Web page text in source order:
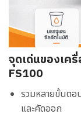
จุดเด่นของเค
FS100
รวมหลายขั้นตอ
และคัดออก